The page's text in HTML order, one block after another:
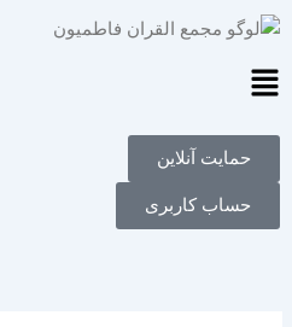
رفتن
محتوا
Main
Menu
حمایت آنلاین
حساب کاربری